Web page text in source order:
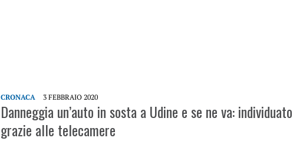
CRONACA 3 FEBBRAIO 2020
Danneggia un’auto in sosta a Udine e se ne va: individuato
grazie alle telecamere